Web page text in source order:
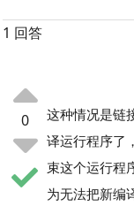
1 回答
0
这种情况是链
译运行程序了
束这个运行程
为无法把新编